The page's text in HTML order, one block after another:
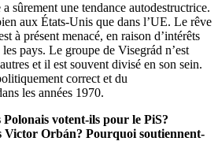
sûrement une tendance autodestructrice.
aux États-Unis que dans l’UE. Le rêve
à présent menacé, en raison d’intérêts
pays. Le groupe de Visegrád n’est
et il est souvent divisé en son sein.
correct et du
les années 1970.
votent-ils pour le PiS?
Victor Orbán? Pourquoi soutiennent-